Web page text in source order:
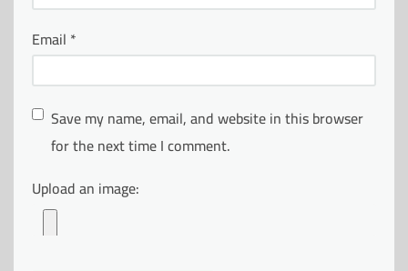
Email *
Save my name, email, and website in this browser
for the next time I comment.
Upload an image: